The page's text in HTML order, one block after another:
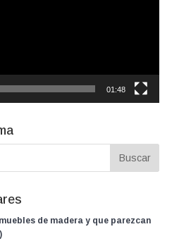
01:48
de madera y que parezcan